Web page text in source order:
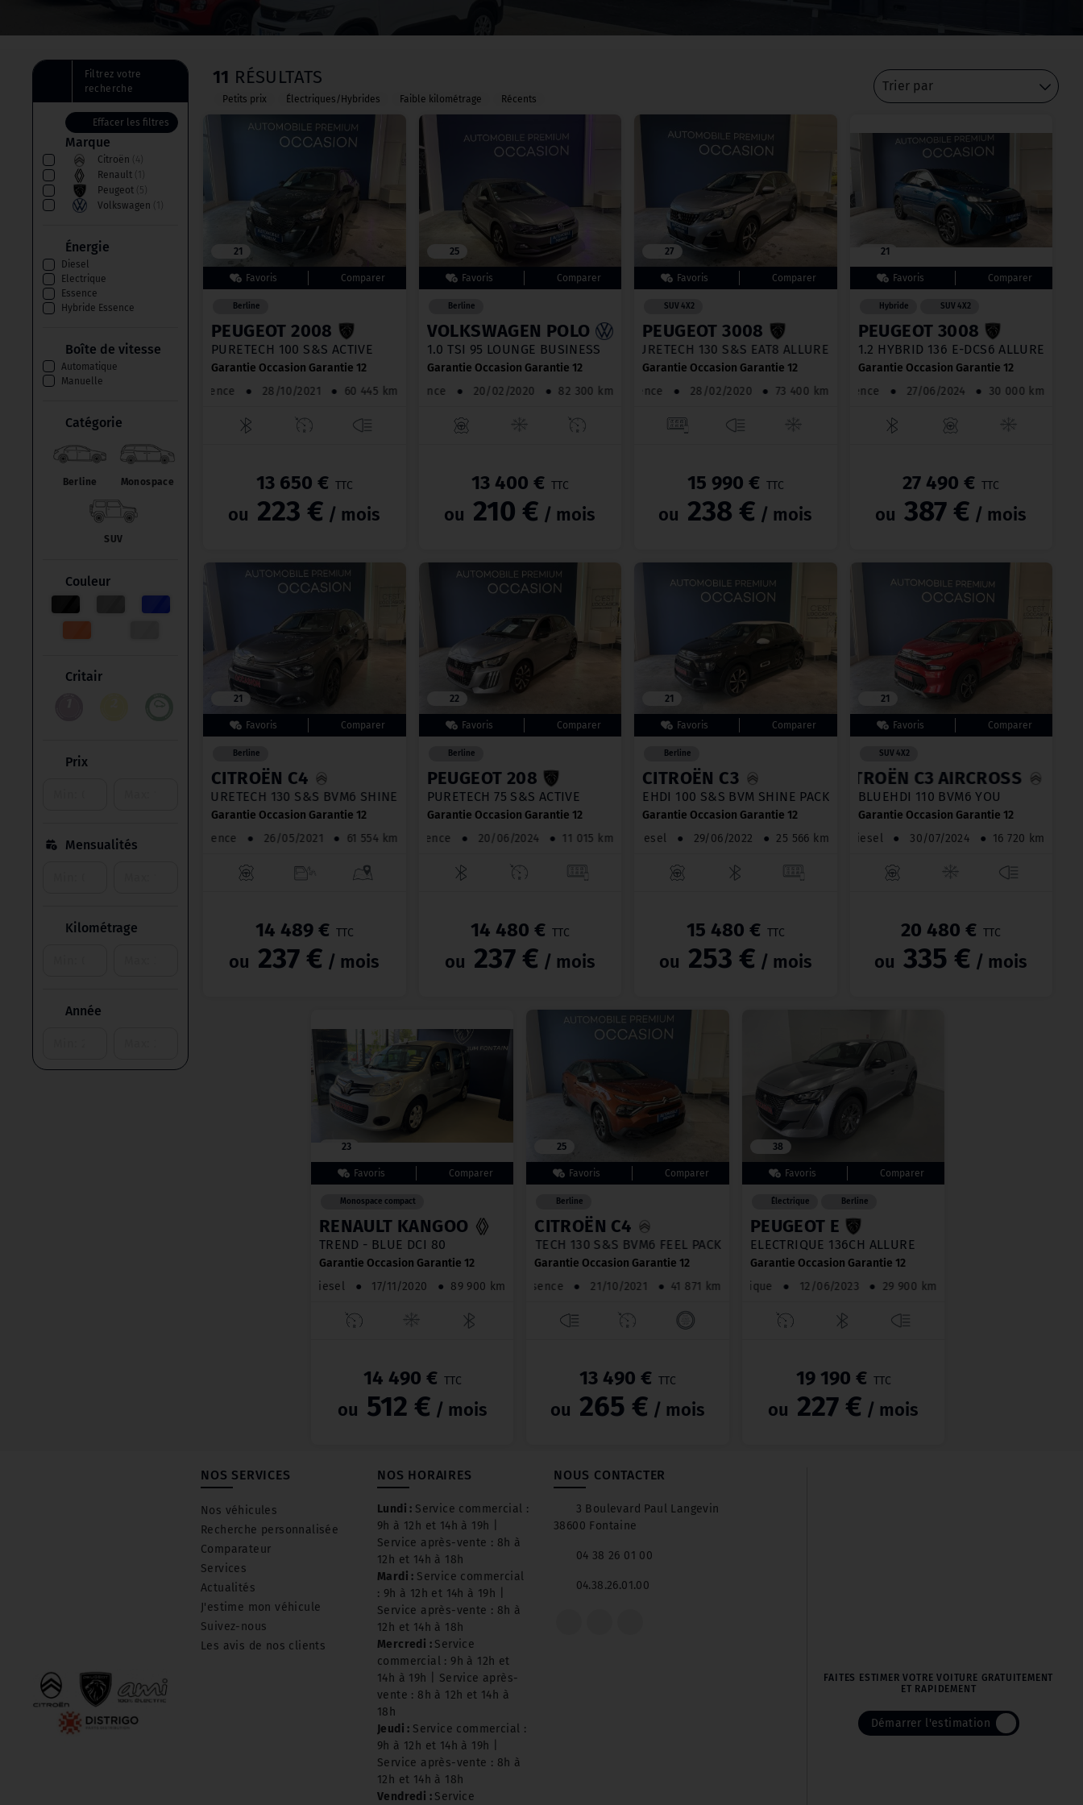
Filtrez votre
recherche
Effacer les filtres
Marque
Citroën
(4)
Renault (1)
Peugeot (5)
Volkswagen (1)
Énergie
Diesel
Electrique
Essence
Hybride Essence
Boîte de vitesse
Automatique
Manuelle
Catégorie
Berline Monospace
SUV
Couleur
Critair
Prix
Mensualités
Kilométrage
Année
11 RÉSULTATS
Petits prix Électriques/Hybrides Faible kilométrage Récents
Trier par
21
Berline
PEUGEOT 2008
PURETECH 100 S&S ACTIVE
Garantie Occasion Garantie 12
Essence
● 28/10/2021 ● 60 445 km
13 650 € TTC
ou 223 € / mois
25
Berline
VOLKSWAGEN POLO
1.0 TSI 95 LOUNGE BUSINESS
Garantie Occasion Garantie 12
Essence
● 20/02/2020 ● 82 300 km
13 400 € TTC
ou 210 € / mois
27
SUV 4X2
PEUGEOT 3008
PURETECH 130 S&S EAT8 ALLURE
Garantie Occasion Garantie 12
Essence
● 28/02/2020 ● 73 400 km
15 990 € TTC
ou 238 € / mois
21
Hybride SUV 4X2
PEUGEOT 3008
1.2 HYBRID 136 E-DCS6 ALLURE
Garantie Occasion Garantie 12
Hybride Essence
● 27/06/2024 ●
27 490 € TTC
ou 387 € / mois
21
Berline
CITROËN C4
PURETECH 130 S&S BVM6 SHINE
Garantie Occasion Garantie 12
Essence
● 26/05/2021 ● 61 554 km
14 489 € TTC
ou 237 € / mois
22
Berline
PEUGEOT 208
PURETECH 75 S&S ACTIVE
Garantie Occasion Garantie 12
Essence
● 20/06/2024 ● 11 015 km
14 480 € TTC
ou 237 € / mois
21
Berline
CITROËN C3
BLUEHDI 100 S&S BVM SHINE PACK
Garantie Occasion Garantie 12
Diesel
29/06/2022 ● 25 566 km
15 480 € TTC
ou 253 € / mois
21
SUV 4X2
CITROËN C3 AIRCROSS
BLUEHDI 110 BVM6 YOU
Garantie Occasion Garantie 12
Diesel
30/07/2024 ● 16 720 km
20 480 € TTC
ou 335 € / mois
23
Monospace compact
RENAULT KANGOO
TREND - BLUE DCI 80
Garantie Occasion Garantie 12
Diesel
17/11/2020 ● 89 900 km
14 490 € TTC
ou 512 € / mois
25
Berline
CITROËN C4
PURETECH 130 S&S BVM6 FEEL PACK
Garantie Occasion Garantie 12
Essence
● 21/10/2021 ● 41 871 km
13 490 € TTC
ou 265 € / mois
38
Électrique Berline
PEUGEOT E
ELECTRIQUE 136CH ALLURE
Garantie Occasion Garantie 12
Electrique ● 12/06/2023 ● 29 900 km
19 190 € TTC
ou 227 € / mois
NOS SERVICES
Nos véhicules
Recherche personnalisée
Comparateur
Services
Actualités
J'estime mon véhicule
Suivez-nous
Les avis de nos clients
NOS HORAIRES
Lundi : Service commercial :
9h à 12h et 14h à 19h |
Service après-vente : 8h à
12h et 14h à 18h
Mardi : Service commercial
: 9h à 12h et 14h à 19h |
Service après-vente : 8h à
12h et 14h à 18h
Mercredi : Service
commercial : 9h à 12h et
14h à 19h | Service après-
vente : 8h à 12h et 14h à
18h
Jeudi : Service commercial :
9h à 12h et 14h à 19h |
Service après-vente : 8h à
12h et 14h à 18h
Vendredi : Service
NOUS CONTACTER
3 Boulevard Paul Langevin
38600 Fontaine
04 38 26 01 00
04.38.26.01.00
FAITES ESTIMER VOTRE VOITURE GRATUITEMENT
ET RAPIDEMENT
Démarrer l'estimation